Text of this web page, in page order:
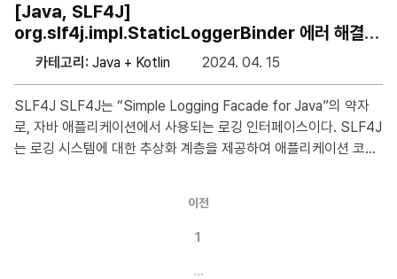
하다. 해결 방안 아래와 같은 내용을 .ovpn 파일에 넣고 저장한다.
이후 해당 프로파일을 이용하여 연결하면 해당 대역에 있는 ip는 V
PN을 통과하지 않고 바로 연결된다. route 아이피 서브넷마스크 n
et_gateway .ovpn에 ip : 192.168.0.0, subnetmask : 255.25
mote [OPENVPN_SERVER_IP]
[Java, SLF4J]
org.slf4j.impl.StaticLoggerBinder 에러 해결하
카테고리: Java + Kotlin 2024. 04. 15
SLF4J SLF4J는 “Simple Logging Facade for Java”의 약자
로, 자바 애플리케이션에서 사용되는 로깅 인터페이스이다. SLF4J
는 로깅 시스템에 대한 추상화 계층을 제공하여 애플리케이션 코드
ven을 통해 라이브러리를 추가하자 발생한 오류로 아래와 같이 출
이전
1
…